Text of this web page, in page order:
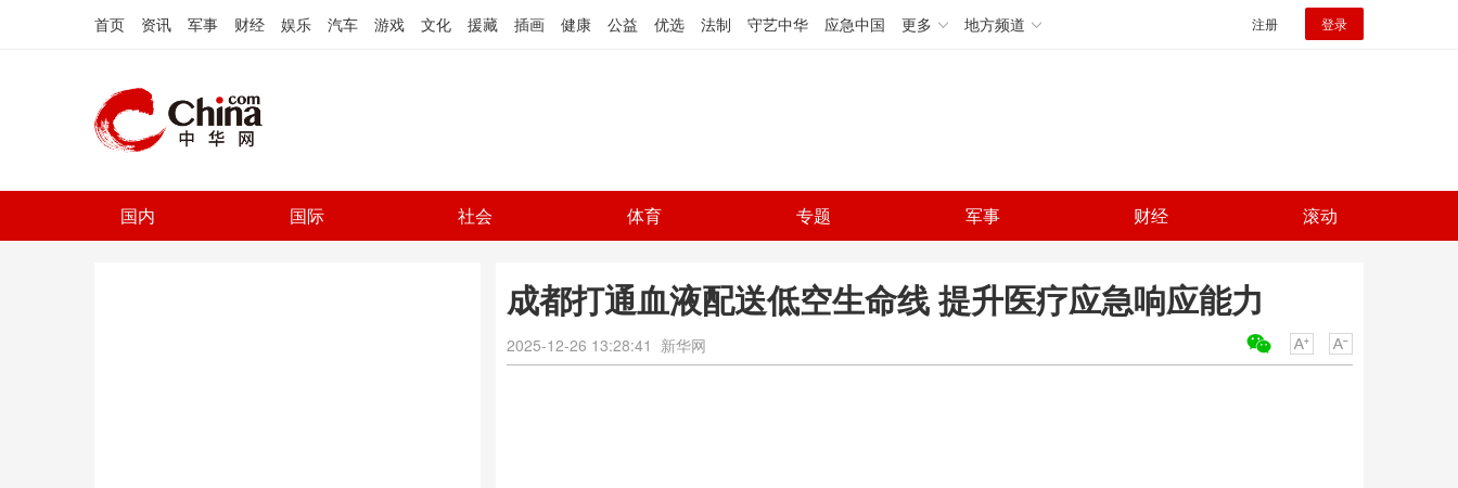
首页 资讯 军事 财经 娱乐 汽车 游戏 文化 援藏 插画 健康 公益 优选 法制 守艺中华 应急中国 更多 地方频道 注册 登录
国内 国际 社会 体育 专题 军事 财经 滚动
成都打通血液配送低空生命线 提升医疗应急响应能力
2025-12-26 13:28:41 新华网